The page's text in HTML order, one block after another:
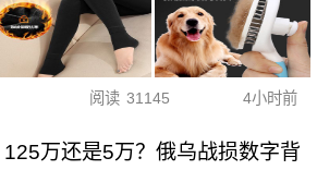
阅读 31145 4小时前
125万还是5万？俄乌战损数字背